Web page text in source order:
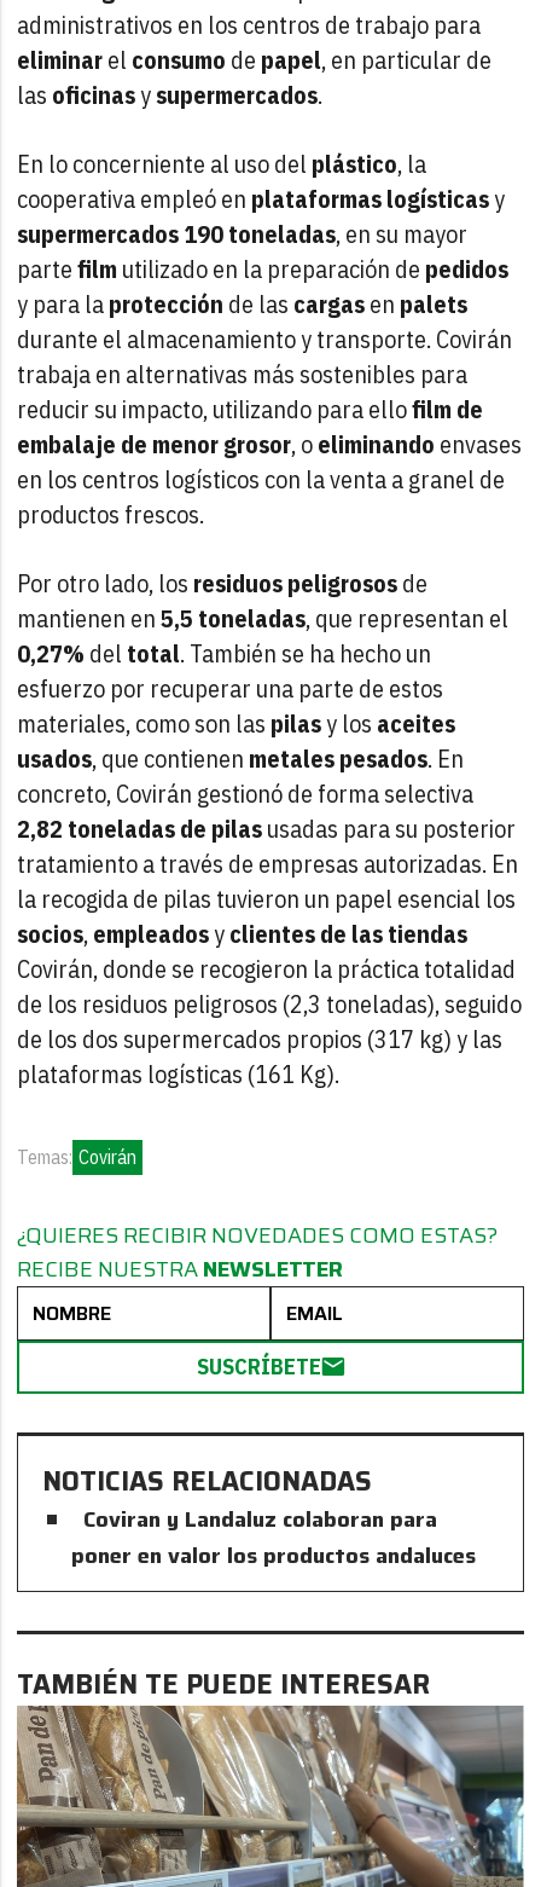
administrativos en los centros de trabajo para
eliminarel consumo de papel, en particular de
las oficinasysupermercados.
En lo concerniente al uso del plástico, la
cooperativa empleó en plataformas logísticasy
supermercados190 toneladas, en su mayor
partefilm utilizado en la preparación de pedidos
y para laprotección de las cargasen palets
durante el almacenamiento y transporte. Covirán
trabaja en alternativas más sostenibles para
reducir su impacto, utilizando para ellofilm de
embalaje de menor grosor, oeliminando envases
en los centros logísticos con la venta a granel de
productos frescos.
Por otro lado, los residuos peligrososde
mantienen en5,5 toneladas, que representan el
0,27% del total. También se ha hecho un
esfuerzo por recuperar una parte de estos
materiales, como son las pilasy los aceites
usados, que contienen metalespesados. En
concreto, Covirán gestionó de forma selectiva
2,82 toneladas de pilasusadas para su posterior
tratamiento a través de empresas autorizadas. En
la recogida de pilas tuvieron un papel esencial los
socios,empleadosyclientes de las tiendas
Covirán, donde se recogieron la práctica totalidad
de los residuos peligrosos (2,3 toneladas), seguido
de los dos supermercados propios (317 kg) y las
plataformas logísticas (161 Kg).
Temas: Covirán
¿QUIERES RECIBIR NOVEDADES COMO ESTAS?
RECIBE NUESTRANEWSLETTER
SUSCRÍBETE
NOTICIAS RELACIONADAS
Coviran y Landaluz colaboran para
poner en valor los productos andaluces
TAMBIÉN TE PUEDE INTERESAR